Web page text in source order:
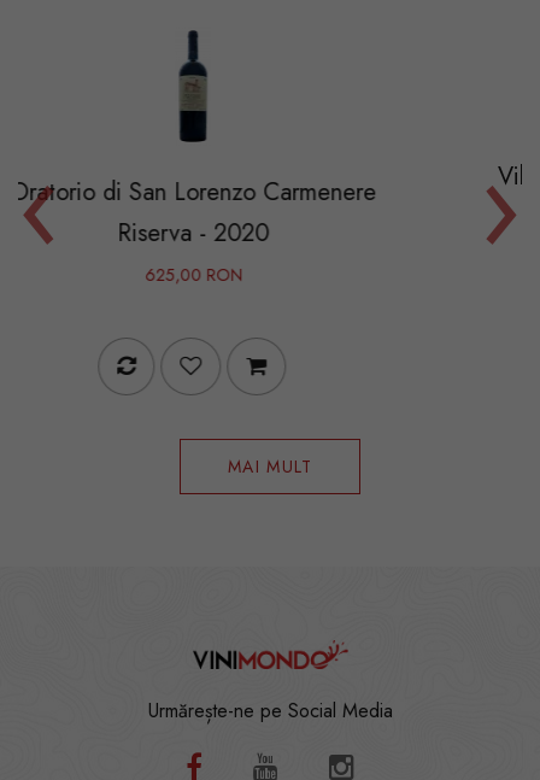
Carmenere
2020
Villa Antinori Chianti
2022
‹ ›
MAI MULT
Urmărește-ne pe Social Media